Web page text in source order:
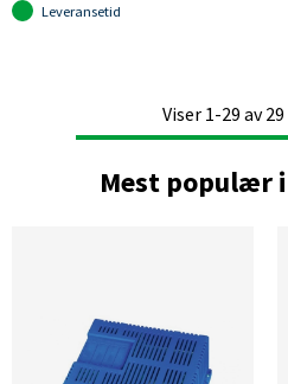
Leveransetid
Viser 1-29 av29
Mest populær